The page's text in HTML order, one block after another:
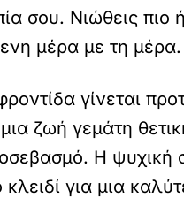
σου. Νιώθεις πιο
μέρα με τη μέρα.
γίνεται
μια ζωή γεμάτη
Η ψυχική
κλειδί για μια